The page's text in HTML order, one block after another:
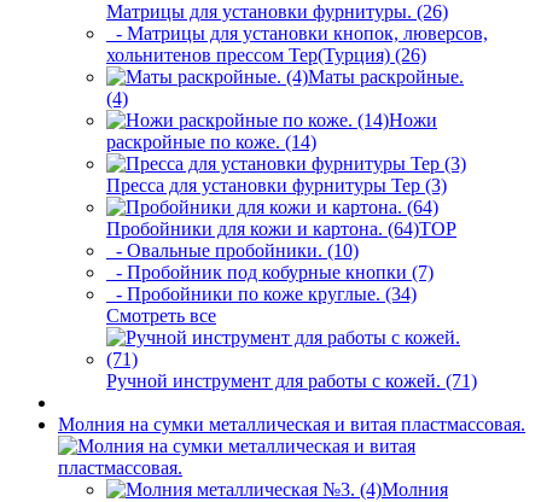
Матрицы для установки фурнитуры. (26)
- Матрицы для установки кнопок, люверсов,
хольнитенов прессом Tep(Турция) (26)
Маты раскройные.
(4)
Ножи
раскройные по коже. (14)
Пресса для установки фурнитуры Tep (3)
Пробойники для кожи и картона. (64)TOP
- Овальные пробойники. (10)
- Пробойник под кобурные кнопки (7)
- Пробойники по коже круглые. (34)
Смотреть все
Ручной инструмент для работы с кожей. (71)
Молния на сумки металлическая и витая пластмассовая.
Молния